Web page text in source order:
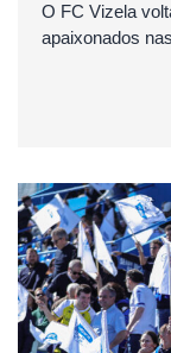
O FC Vizela
apaixonados